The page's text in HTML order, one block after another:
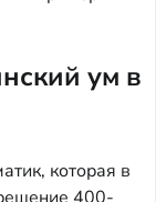
ум в
которая в